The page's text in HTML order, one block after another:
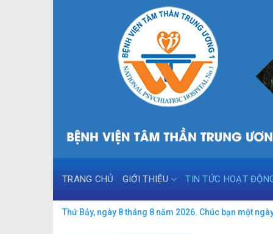
TRANG CHỦ GIỚI THIỆU TIN TỨC HOẠT
Thứ Bảy, ngày 8 tháng 8 năm 2026. Chúc bạn một